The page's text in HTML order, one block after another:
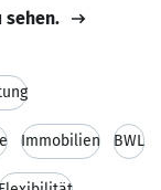
sehen.
Immobilien BWL